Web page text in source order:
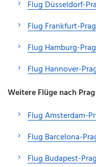
Flug Düsseldorf-
Flug Frankfurt-Prag
Flug Hamburg-Prag
Flug Hannover-
Weitere Flüge nach
Flug Amsterdam-
Flug Barcelona-
Flug Budapest-Prag